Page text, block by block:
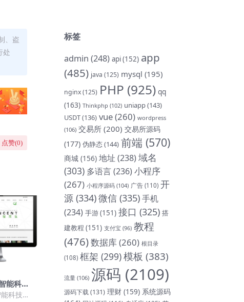
、盗
处
点赞(0)
能科技
手机端)
科技设
标签
admin (248) api(152) app
(485) java (125) mysql (195)
nginx(125) PHP (925) qq
(163) Thinkphp (102) uniapp(143)
USDT(136) vue(260) wordpress
(106) 交易所 (200) 交易所源码
(177) 伪静态(144) 前端 (570)
商城 (156) 地址 (238)域名
(303) 多语言(236) 小程序
(267) 小程序源码 (104) 广告 (110) 开
源 (334)微信 (335)手机
(234) 手游(151) 接口 (325) 搭
建教程 (151) 支付宝 (96) 教程
(476)数据库(260) 根目录
(108) 框架 (299)模板 (383)
流量 (106) 源码 (2109)
源码下载(131) 理财 (159) 系统源码